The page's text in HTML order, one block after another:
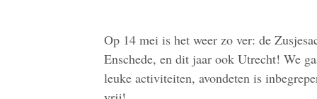
Op 14 mei is het weer zo ver: de
Enschede, en dit jaar ook Utrecht! We
leuke activiteiten, avondeten is